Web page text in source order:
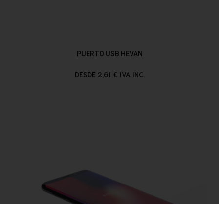
PUERTO USB HEVAN
DESDE 2,61 € IVA INC.